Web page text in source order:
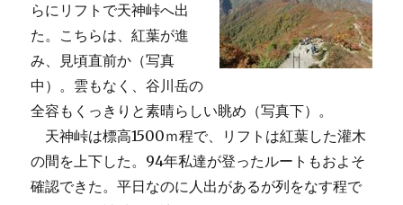
らにリフトで天神峠へ出
た。こちらは、紅葉が進
み、見頃直前か（写真
中）。雲もなく、谷川岳の
全容もくっきりと素晴らしい眺め（写真下）。
天神峠は標高1500ｍ程で、リフトは紅葉した灌木
の間を上下した。94年私達が登ったルートもおよそ
確認できた。平日なのに人出があるが列をなす程で